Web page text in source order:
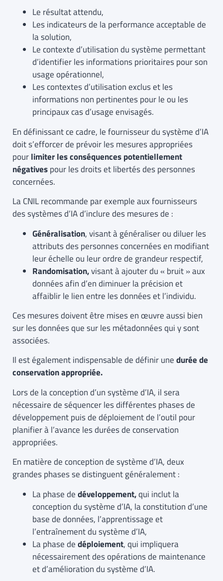
Le résultat attendu,
Les indicateurs de la performance acceptable de
la solution,
Le contexte d’utilisation du système permettant
d’identifier les informations prioritaires pour son
usage opérationnel,
Les contextes d’utilisation exclus et les
informations non pertinentes pour le ou les
principaux cas d’usage envisagés.
En définissant ce cadre, le fournisseur du système d’IA
doit s’efforcer de prévoir les mesures appropriées
pourlimiter les conséquences potentiellement
négativespour les droits et libertés des personnes
concernées.
La CNIL recommande par exemple aux fournisseurs
des systèmes d’IA d’inclure des mesures de :
Généralisation, visant à généraliser ou diluer les
attributs des personnes concernées en modifiant
leur échelle ou leur ordre de grandeur respectif,
Randomisation,visant à ajouter du « bruit » aux
données afin d’en diminuer la précision et
affaiblir le lien entre les données et l’individu.
Ces mesures doivent être mises en œuvre aussi bien
sur les données que sur les métadonnées qui y sont
associées.
Il est également indispensable de définir unedurée de
conservation appropriée.
Lors de la conception d’un système d’IA, il sera
nécessaire de séquencer les différentes phases de
développement puis de déploiement de l’outil pour
planifier à l’avance les durées de conservation
appropriées.
En matière de conception de système d’IA, deux
grandes phases se distinguent généralement :
La phase dedéveloppement,qui inclut la
conception du système d’IA, la constitution d’une
base de données, l’apprentissage et
l’entraînement du système d’IA,
La phase dedéploiement, qui impliquera
nécessairement des opérations de maintenance
et d’amélioration du système d’IA.